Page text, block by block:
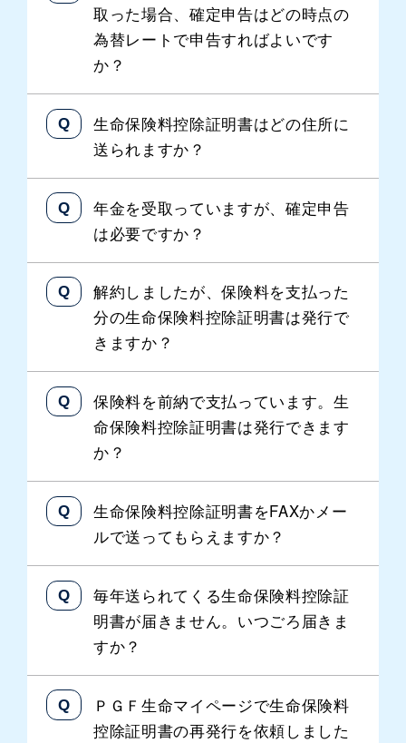
取った場合、確定申告はどの時点の
為替レートで申告すればよいです
か？
生命保険料控除証明書はどの住所に
送られますか？
年金を受取っていますが、確定申告
は必要ですか？
解約しましたが、保険料を支払った
分の生命保険料控除証明書は発行で
きますか？
保険料を前納で支払っています。生
命保険料控除証明書は発行できます
か？
生命保険料控除証明書をFAXかメー
ルで送ってもらえますか？
毎年送られてくる生命保険料控除証
明書が届きません。いつごろ届きま
すか？
ＰＧＦ生命マイページで生命保険料
控除証明書の再発行を依頼しました